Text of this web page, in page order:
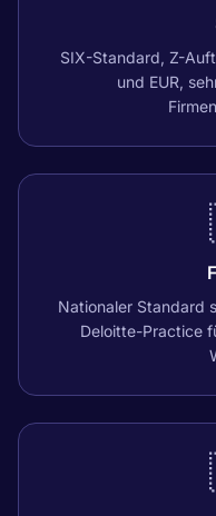
SIX-Standard, Z-
und EUR,
Nationaler Standard
Deloitte-Practice